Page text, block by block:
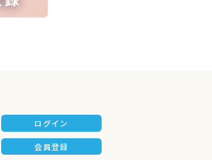
ログイン
会員登録